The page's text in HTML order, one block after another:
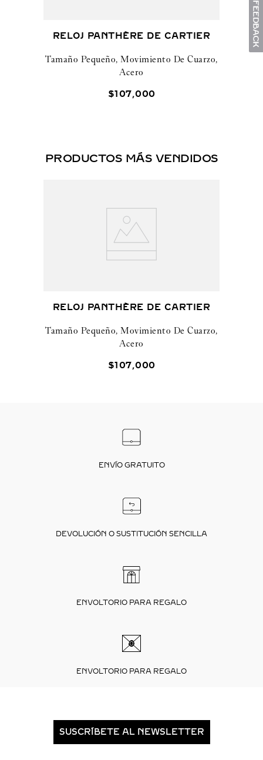
RELOJ PANTHÈRE DE CARTIER
Tamaño Pequeño, Movimiento De Cuarzo,
Acero
$107,000
PRODUCTOS MÁS VENDIDOS
RELOJ PANTHÈRE DE CARTIER
Tamaño Pequeño, Movimiento De Cuarzo,
Acero
$107,000
ENVÍO GRATUITO
DEVOLUCIÓN O SUSTITUCIÓN SENCILLA
ENVOLTORIO PARA REGALO
ENVOLTORIO PARA REGALO
SUSCRÍBETE AL NEWSLETTER